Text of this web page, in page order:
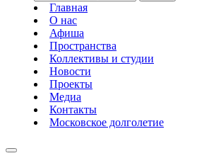
Главная
О нас
Афиша
Пространства
Коллективы и студии
Новости
Проекты
Медиа
Контакты
Московское долголетие